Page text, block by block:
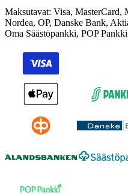
Maksutavat: Visa, MasterCard,
Nordea, OP, Danske Bank,
Oma Säästöpankki, POP